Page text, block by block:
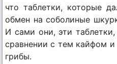
что таблетки, которые
обмен на соболиные
И сами они, эти
сравнении с тем кайфом и
грибы.